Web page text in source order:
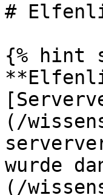
#
{% hint
(/
wurde
(/